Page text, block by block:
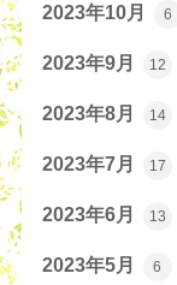
2023年10月 6
2023年9月 12
2023年8月 14
2023年7月 17
2023年6月 13
2023年5月 6